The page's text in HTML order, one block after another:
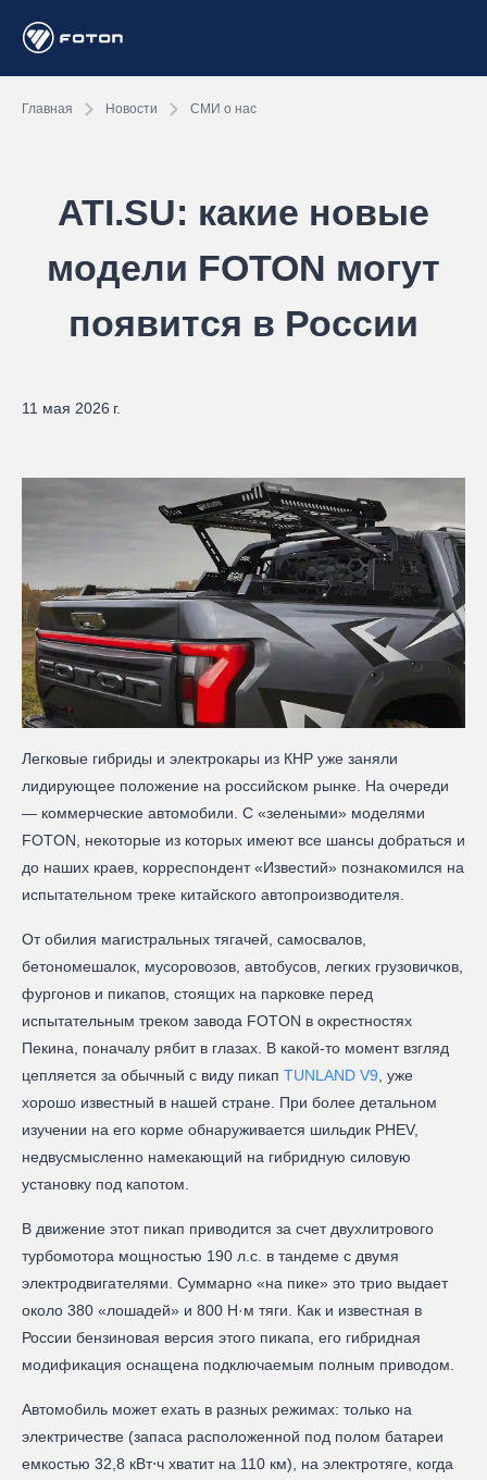
Главная Новости СМИ о нас
ATI.SU: какие новые
модели FOTON могут
появится в России
11 мая 2026 г.
Легковые гибриды и электрокары из КНР уже заняли
лидирующее положение на российском рынке. На очереди
— коммерческие автомобили. С «зелеными» моделями
FOTON, некоторые из которых имеют все шансы добраться и
до наших краев, корреспондент «Известий» познакомился на
испытательном треке китайского автопроизводителя.
От обилия магистральных тягачей, самосвалов,
бетономешалок, мусоровозов, автобусов, легких грузовичков,
фургонов и пикапов, стоящих на парковке перед
испытательным треком завода FOTON в окрестностях
Пекина, поначалу рябит в глазах. В какой-то момент взгляд
цепляется за обычный с виду пикап TUNLAND V9 , уже
хорошо известный в нашей стране. При более детальном
изучении на его корме обнаруживается шильдик PHEV,
недвусмысленно намекающий на гибридную силовую
установку под капотом.
В движение этот пикап приводится за счет двухлитрового
турбомотора мощностью 190 л.с. в тандеме с двумя
электродвигателями. Суммарно «на пике» это трио выдает
около 380 «лошадей» и 800 Н·м тяги. Как и известная в
России бензиновая версия этого пикапа, его гибридная
модификация оснащена подключаемым полным приводом.
Автомобиль может ехать в разных режимах: только на
электричестве (запаса расположенной под полом батареи
емкостью 32,8 кВт⋅ч хватит на 110 км), на электротяге, когда